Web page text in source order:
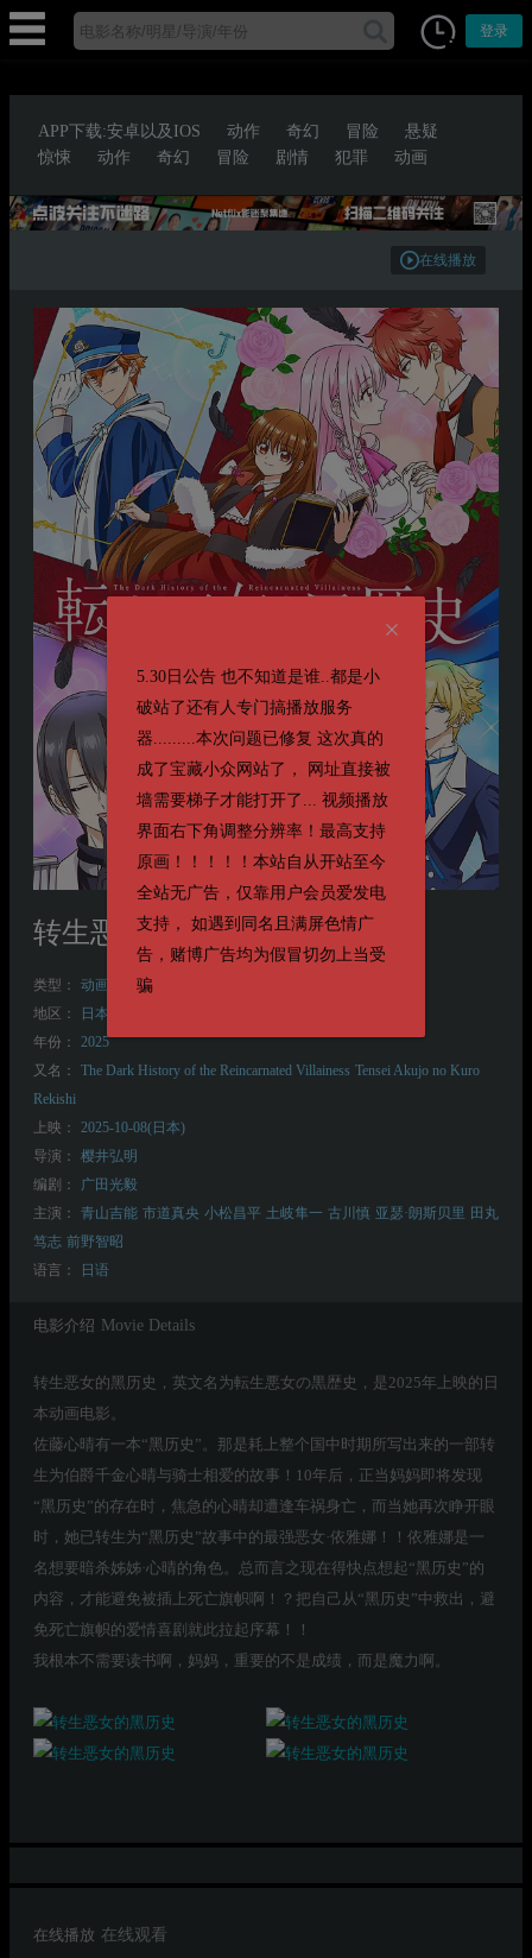
登录
5.30日公告 也不知道是谁..都是小
破站了还有人专门搞播放服务
器.........本次问题已修复 这次真的
成了宝藏小众网站了， 网址直接被
墙需要梯子才能打开了... 视频播放
界面右下角调整分辨率！最高支持
原画！！！！！本站自从开站至今
全站无广告，仅靠用户会员爱发电
支持， 如遇到同名且满屏色情广
告，赌博广告均为假冒切勿上当受
骗
APP下载:安卓以及IOS 动作 奇幻 冒险
悬疑
惊悚
动作 奇幻 冒险 剧情 犯罪 动画
在线播放
转生恶女的黑历史 転生悪女の黒歴史
类型： 动画 奇幻 爱情
地区：
日本
年份：
2025
又名：
The Dark History of the Reincarnated Villainess Tensei Akujo no Kuro
Rekishi
上映：
2025-10-08(日本)
导演：
樱井弘明
编剧：
广田光毅
主演：
青山吉能 市道真央 小松昌平 土岐隼一 古川慎 亚瑟·朗斯贝里 田丸
笃志 前野智昭
语言：
日语
电影介绍 Movie Details
转生恶女的黑历史，英文名为転生悪女の黒歴史，是2025年上映的日
本动画电影。
佐藤心晴有一本“黑历史”。那是耗上整个国中时期所写出来的一部转
生为伯爵千金心晴与骑士相爱的故事！10年后，正当妈妈即将发现
“黑历史”的存在时，焦急的心晴却遭逢车祸身亡，而当她再次睁开眼
时，她已转生为“黑历史”故事中的最强恶女·依雅娜！！依雅娜是一
名想要暗杀姊姊·心晴的角色。总而言之现在得快点想起“黑历史”的
内容，才能避免被插上死亡旗帜啊！？把自己从“黑历史”中救出，避
免死亡旗帜的爱情喜剧就此拉起序幕！！
我根本不需要读书啊，妈妈，重要的不是成绩，而是魔力啊。
在线播放 在线观看